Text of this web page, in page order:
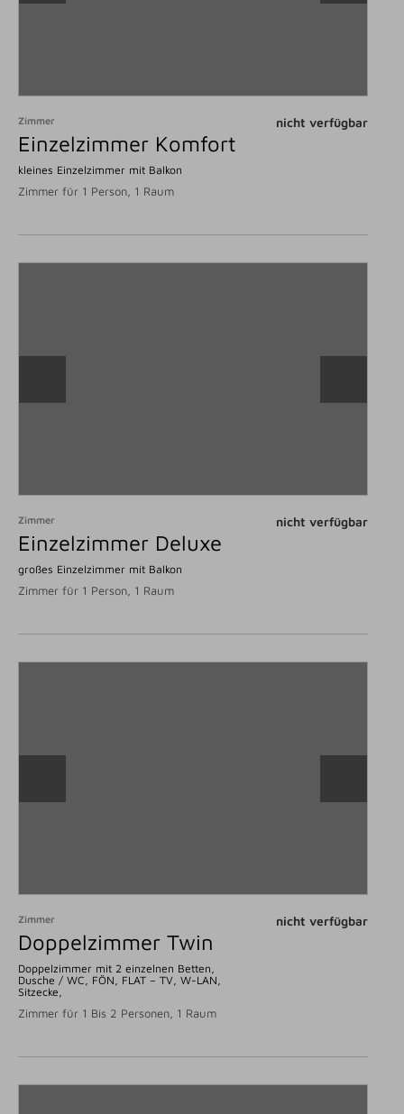
Zimmer
Einzelzimmer Komfort
kleines Einzelzimmer mit Balkon
Zimmer für 1 Person, 1 Raum
nicht verfügbar
Zimmer
Einzelzimmer Deluxe
großes Einzelzimmer mit Balkon
Zimmer für 1 Person, 1 Raum
nicht verfügbar
Zimmer
Doppelzimmer Twin
Doppelzimmer mit 2 einzelnen Betten,
Dusche / WC, FÖN, FLAT – TV, W-LAN,
Sitzecke,
Zimmer für 1 Bis 2 Personen, 1 Raum
nicht verfügbar